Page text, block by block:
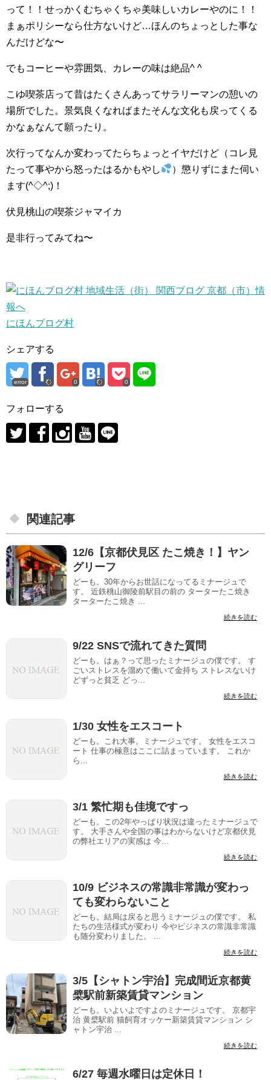
って！！せっかくむちゃくちゃ美味しいカレーやのに！！
まぁポリシーなら仕方ないけど…ほんのちょっとした事な
んだけどな〜
でもコーヒーや雰囲気、カレーの味は絶品^ ^
こゆ喫茶店って昔はたくさんあってサラリーマンの憩いの
場所でした。景気良くなればまたそんな文化も戻ってくる
かなぁなんて願ったり。
次行ってなんか変わってたらちょっとイヤだけど（コレ見
たって事やから怒ったはるかもやし
）懲りずにまた伺い
ます(^◇^;)！
伏見桃山の喫茶ジャマイカ
是非行ってみてね〜
にほんブログ村
シェアする
error 0 0
フォローする
関連記事
12/6【京都伏見区 たこ焼き！】ヤン
グリーフ
どーも。30年からお世話になってるミナージュで
す。 近鉄桃山御陵前駅目の前の ターターたこ焼き
ターターたこ焼き ...
続きを読む
9/22 SNSで流れてきた質問
どーも。はぁ？って思ったミナージュの僕です。 す
ごいストレスを溜めて働いて金持ち ストレスないけ
どずっと貧乏 どっ...
続きを読む
1/30 女性をエスコート
どーも。これ大事。ミナージュです。 女性をエスコ
ート 仕事の極意はここに詰まっています。 これか
ら...
続きを読む
3/1 繁忙期も佳境ですっ
どーも。この2年やっぱり状況は違ったミナージュで
す。 大手さんや全国の事はわからないけど京都伏見
の弊社エリアの実感は 今...
続きを読む
10/9 ビジネスの常識非常識が変わっ
ても変わらないこと
どーも。結局は戻ると思うミナージュの僕です。 私
たちの生活様式が変わり 今やビジネスの常識非常識
も随分変わりました。 ...
続きを読む
3/5【シャトン宇治】完成間近京都黄
檗駅前新築賃貸マンション
どーも。いよいよですよのミナージュです。 京都宇
治 黄檗駅前 猫飼育オッケー新築賃貸マンション シ
ャトン宇治 ...
続きを読む
6/27 毎週水曜日は定休日！